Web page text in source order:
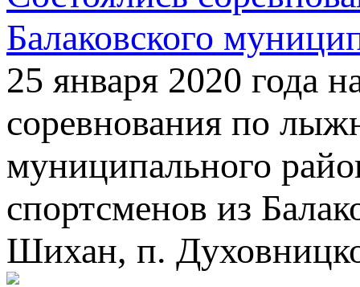
Балаковского
25 января 2020 года
соревнования по
муниципального
спортсменов из
Шихан, п.